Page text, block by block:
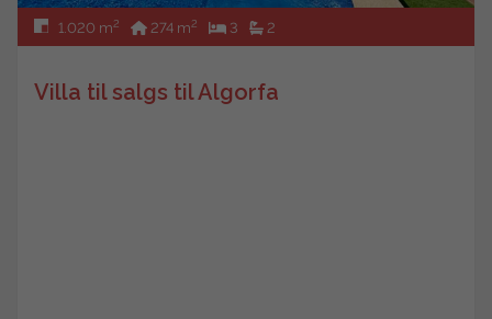
1.020 m2 274 m2 3 2
Villa til salgs til Algorfa